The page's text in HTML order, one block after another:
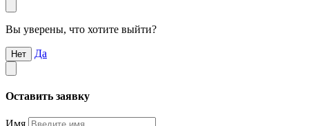
Вы уверены, что хотите выйти?
Нет Да
Оставить заявку
Имя